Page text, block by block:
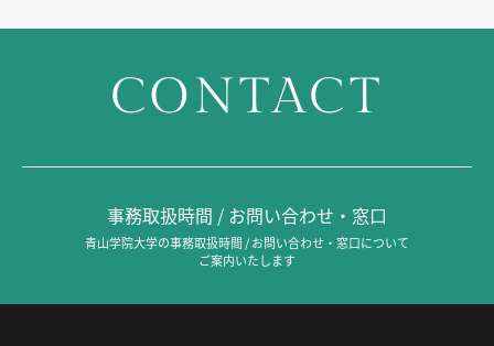
CONTACT
事務取扱時間 / お問い合わせ・窓口
青山学院大学の事務取扱時間 / お問い合わせ・窓口について
ご案内いたします